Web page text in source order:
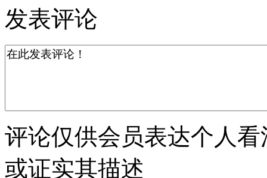
发表评论
评论仅供会员表达个人
或证实其描述